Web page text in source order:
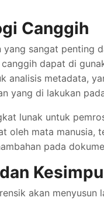
Canggih
sangat penting
dapat di
analisis metadata,
yang di lakukan
lunak untuk
oleh mata manusia,
pada
akan